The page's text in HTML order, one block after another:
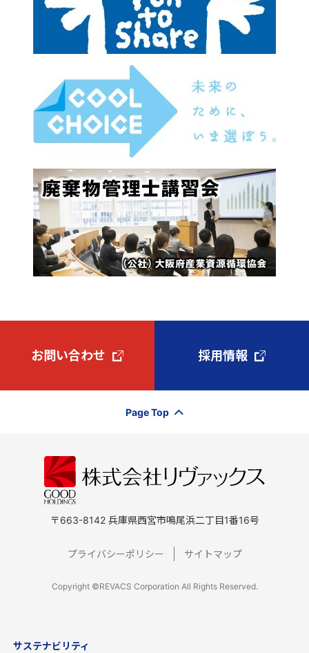
お問い合わせ 採用情報
Page Top
〒663-8142 兵庫県西宮市鳴尾浜二丁目1番16号
プライバシーポリシー サイトマップ
Copyright ©REVACS Corporation All Rights Reserved.
サステナビリティ